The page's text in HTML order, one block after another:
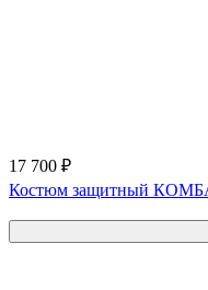
17 700 ₽
Костюм защитный